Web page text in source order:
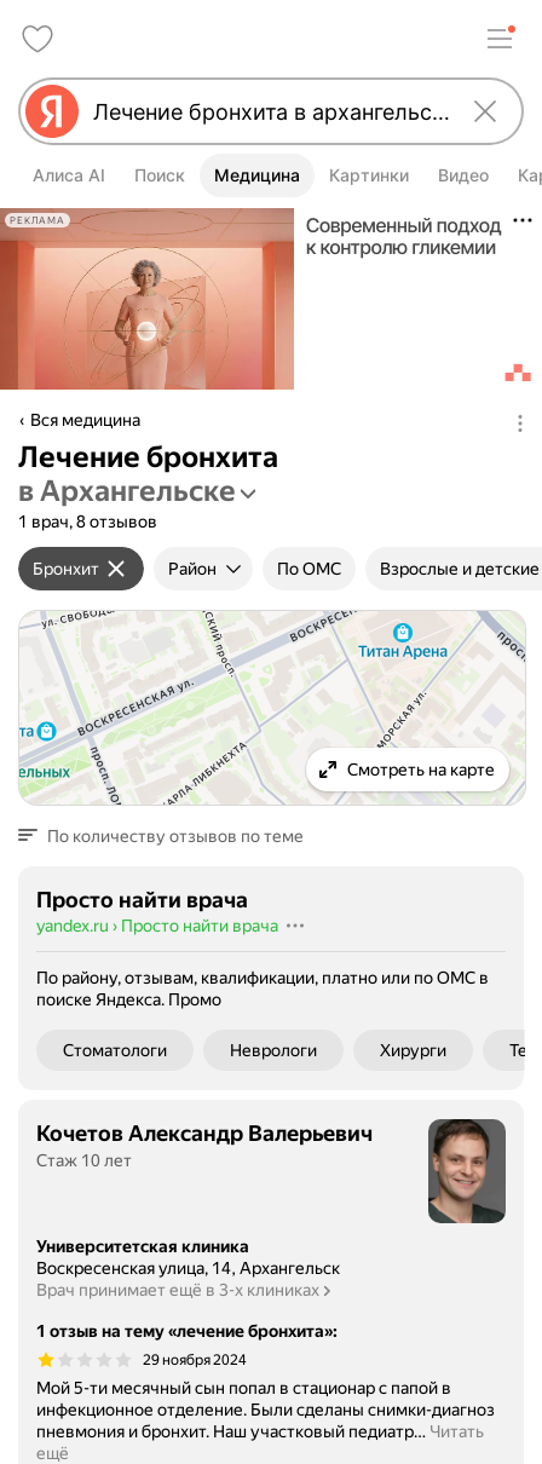
Алиса AI Поиск Медицина Картинки Видео
РЕКЛАМА
Вся медицина
Лечение бронхита
в Архангельске
1 врач, 8 отзывов
Бронхит Район По ОМС Взрослые и детские
Смотреть на карте
По количеству отзывов по теме
Просто найти врача
yandex.ru › Просто найти врача
По району, отзывам, квалификации, платно или по ОМС в
поиске Яндекса. Промо
Стоматологи Неврологи Хирурги
Кочетов Александр Валерьевич
Стаж 10 лет
Университетская клиника
Воскресенская улица, 14, Архангельск
Врач принимает ещё в 3-х клиниках
1 отзыв на тему «лечение бронхита»:
29 ноября 2024
Мой 5-ти месячный сын попал в стационар с папой в
инфекционное отделение. Были сделаны снимки-диагноз
пневмония и бронхит. Наш участковый педиатр… Читать
ещё